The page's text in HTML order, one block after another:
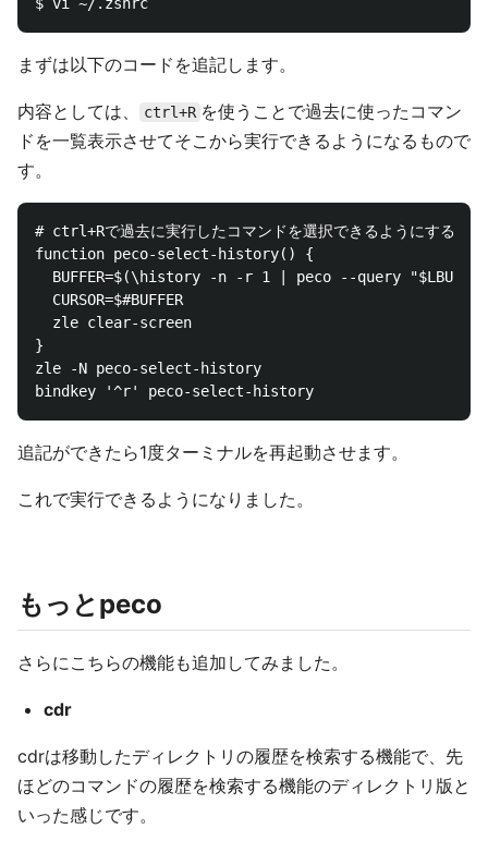
まずは以下のコードを追記します。
内容としては、 ctrl+R を使うことで過去に使ったコマン
ドを一覧表示させてそこから実行できるようになるもので
す。
# ctrl+Rで過去に実行したコマンドを選択できるようにする。
function peco-select-history() {
BUFFER=$(\history -n -r 1 | peco --query
  CURSOR=$#BUFFER
  zle clear-screen
}
zle -N peco-select-history
追記ができたら1度ターミナルを再起動させます。
これで実行できるようになりました。
もっとpeco
さらにこちらの機能も追加してみました。
cdr
cdrは移動したディレクトリの履歴を検索する機能で、先
ほどのコマンドの履歴を検索する機能のディレクトリ版と
いった感じです。